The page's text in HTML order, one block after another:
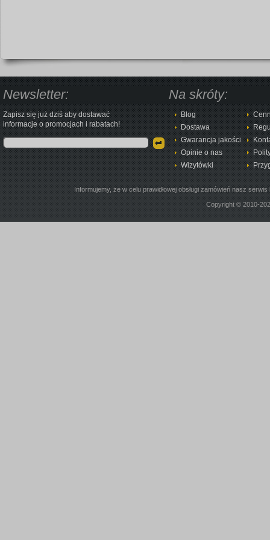
Newsletter:
Zapisz się już dziś aby dostawać
informacje o promocjach i rabatach!
Na skróty:
Blog
Dostawa
Gwarancja jakości
Opinie o nas
Wizytówki
Informujemy, że w celu prawidłowej obsługi zamówień nasz
Copyright © 2010-